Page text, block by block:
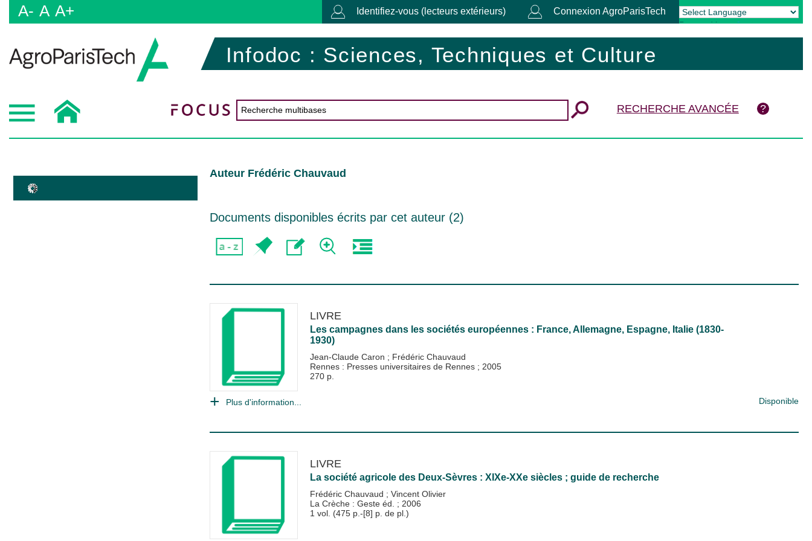
A- A A+ Identifiez-vous (lecteurs extérieurs) Connexion AgroParisTech
Powered by Translate
Infodoc : Sciences, Techniques et Culture
RECHERCHE AVANCÉE
Auteur Frédéric Chauvaud
Documents disponibles écrits par cet auteur (2)
LIVRE
Les campagnes dans les sociétés européennes : France, Allemagne, Espagne, Italie (1830-
1930)
Jean-Claude Caron ; Frédéric Chauvaud
Rennes : Presses universitaires de Rennes ; 2005
270 p.
Plus d'information... Disponible
LIVRE
La société agricole des Deux-Sèvres : XIXe-XXe siècles ; guide de recherche
Frédéric Chauvaud ; Vincent Olivier
La Crèche : Geste éd. ; 2006
1 vol. (475 p.-[8] p. de pl.)